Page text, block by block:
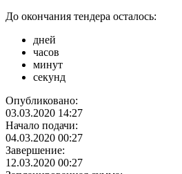
До окончания тендера осталось:
дней
часов
минут
секунд
Опубликовано:
03.03.2020 14:27
Начало подачи:
04.03.2020 00:27
Завершение:
12.03.2020 00:27